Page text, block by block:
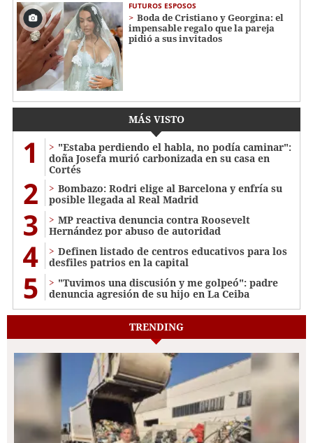
FUTUROS ESPOSOS
Boda de Cristiano y Georgina: el
impensable regalo que la pareja
pidió a sus invitados
MÁS VISTO
1
"Estaba perdiendo el habla, no podía caminar":
doña Josefa murió carbonizada en su casa en
Cortés
2
Bombazo: Rodri elige al Barcelona y enfría su
posible llegada al Real Madrid
3
MP reactiva denuncia contra Roosevelt
Hernández por abuso de autoridad
4
Definen listado de centros educativos para los
desfiles patrios en la capital
5
"Tuvimos una discusión y me golpeó": padre
denuncia agresión de su hijo en La Ceiba
TRENDING